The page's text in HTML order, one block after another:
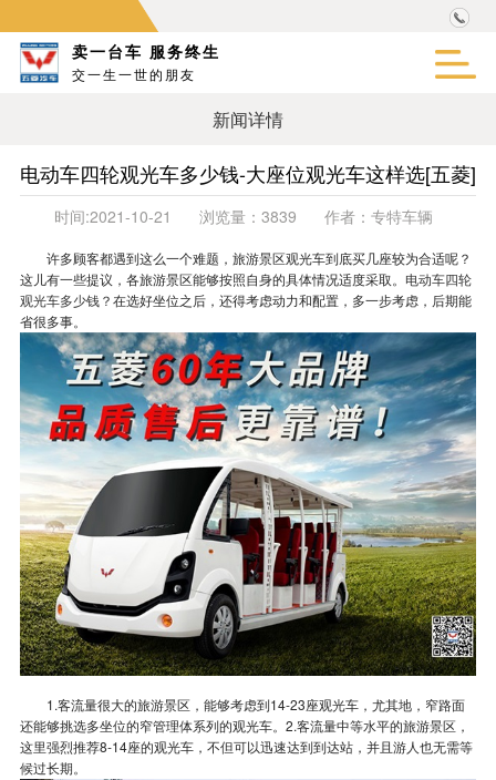
卖一台车 服务终生
交一生一世的朋友
新闻详情
电动车四轮观光车多少钱-大座位观光车这样选[五菱]
时间:2021-10-21 浏览量： 3839 作者： 专特车辆
许多顾客都遇到这么一个难题，旅游景区观光车到底买几座较为合适呢？
这儿有一些提议，各旅游景区能够按照自身的具体情况适度采取。 电动车四轮
观光车多少钱？在选好坐位之后，还得考虑动力和配置，多一步考虑，后期能
省很多事。
1.客流量很大的旅游景区，能够考虑到14-23座观光车，尤其地，窄路面
还能够挑选多坐位的窄管理体系列的观光车。 2.客流量中等水平的旅游景区，
这里强烈推荐8-14座的观光车，不但可以迅速达到到达站，并且游人也无需等
候过长期。